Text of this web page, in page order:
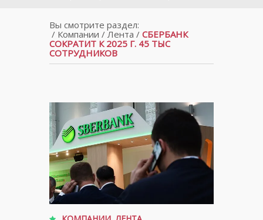
Вы смотрите раздел:
/ Компании /Лента / СБЕРБАНК
СОКРАТИТ К 2025 Г. 45 ТЫС
СОТРУДНИКОВ